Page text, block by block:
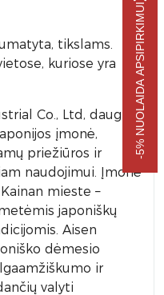
tikslams.
kuriose yra
Co., Ltd, daugiau
įmonė,
priežiūros ir
naudojimui. Įmonė
mieste –
japoniškų
Aisen
dėmesio
ir
valyti
-5% NUOLAIDA APSIPIRKIMUI